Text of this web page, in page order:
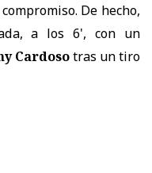
De hecho,
a los 6', con un
Cardosotras un tiro